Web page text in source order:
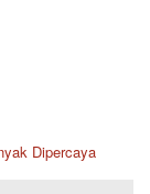
Dipercaya